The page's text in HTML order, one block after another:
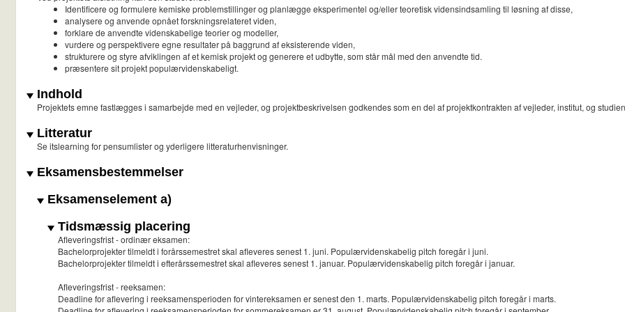
Identificere og formulere kemiske problemstillinger og planlægge eksperimentel og/eller teoretisk vidensindsamling til løsning af disse,
analysere og anvende opnået forskningsrelateret viden,
forklare de anvendte videnskabelige teorier og modeller,
vurdere og perspektivere egne resultater på baggrund af eksisterende viden,
strukturere og styre afviklingen af et kemisk projekt og generere et udbytte, som står mål med den anvendte tid.
præsentere sit projekt populærvidenskabeligt.
Indhold
Projektets emne fastlægges i samarbejde med en vejleder, og projektbeskrivelsen godkendes som en del af projektkontrakten af vejleder, institut, og
Litteratur
Se itslearning for pensumlister og yderligere litteraturhenvisninger.
Eksamensbestemmelser
Eksamenselement a)
Tidsmæssig placering
Afleveringsfrist - ordinær eksamen:
Bachelorprojekter tilmeldt i forårssemestret skal afleveres senest 1. juni. Populærvidenskabelig pitch foregår i juni.
Bachelorprojekter tilmeldt i efterårssemestret skal afleveres senest 1. januar. Populærvidenskabelig pitch foregår i januar.
Afleveringsfrist - reeksamen:
Deadline for aflevering i reeksamensperioden for vintereksamen er senest den 1. marts. Populærvidenskabelig pitch foregår i marts.